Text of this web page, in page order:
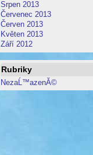
Srpen 2013
Červenec 2013
Červen 2013
Květen 2013
Září 2012
Rubriky
NezaĹ™azenĂ©